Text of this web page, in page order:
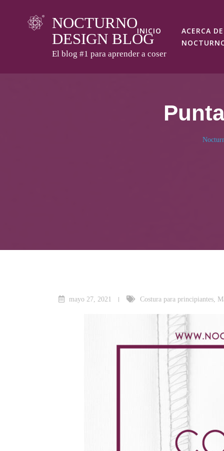
NOCTURNO
DESIGN BLOG
El blog #1 para aprender a coser
INICIO
ACERCA DE
mayo 27, 2021 Costura para principiantes,